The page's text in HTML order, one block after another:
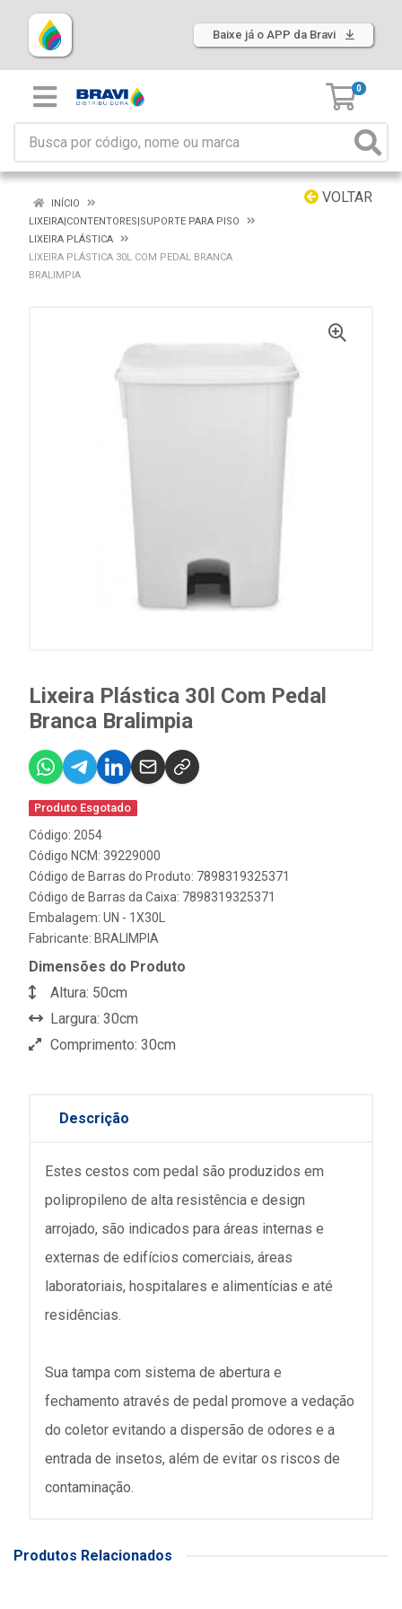
Baixe já o APP da Bravi
0
VOLTAR
INÍCIO
LIXEIRA|CONTENTORES|SUPORTE PARA PISO
LIXEIRA PLÁSTICA
LIXEIRA PLÁSTICA 30L COM PEDAL BRANCA
BRALIMPIA
Lixeira Plástica 30l Com Pedal
Branca Bralimpia
Produto Esgotado
Código: 2054
Código NCM: 39229000
Código de Barras do Produto: 7898319325371
Código de Barras da Caixa: 7898319325371
Embalagem: UN - 1X30L
Fabricante: BRALIMPIA
Dimensões do Produto
Altura: 50cm
Largura: 30cm
Comprimento: 30cm
Descrição
Estes cestos com pedal são produzidos em
polipropileno de alta resistência e design
arrojado, são indicados para áreas internas e
externas de edifícios comerciais, áreas
laboratoriais, hospitalares e alimentícias e até
residências.
Sua tampa com sistema de abertura e
fechamento através de pedal promove a vedação
do coletor evitando a dispersão de odores e a
entrada de insetos, além de evitar os riscos de
contaminação.
Produtos Relacionados